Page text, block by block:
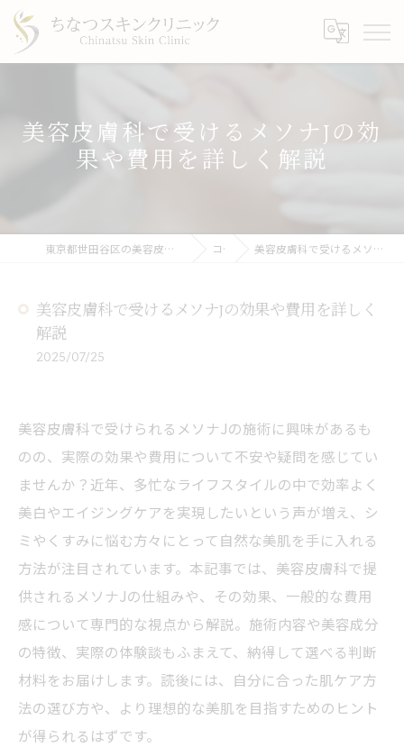
美容皮膚科で受けるメソナJの効
果や費用を詳しく解説
東京都世田谷区の美容皮膚科ならちなつスキンクリニック コラム 美容皮膚科で受けるメソナJの効果や費用を詳しく解説
美容皮膚科で受けるメソナJの効果や費用を詳しく
解説
2025/07/25
美容皮膚科で受けられるメソナJの施術に興味があるも
のの、実際の効果や費用について不安や疑問を感じてい
ませんか？近年、多忙なライフスタイルの中で効率よく
美白やエイジングケアを実現したいという声が増え、シ
ミやくすみに悩む方々にとって自然な美肌を手に入れる
方法が注目されています。本記事では、美容皮膚科で提
供されるメソナJの仕組みや、その効果、一般的な費用
感について専門的な視点から解説。施術内容や美容成分
の特徴、実際の体験談もふまえて、納得して選べる判断
材料をお届けします。読後には、自分に合った肌ケア方
法の選び方や、より理想的な美肌を目指すためのヒント
が得られるはずです。